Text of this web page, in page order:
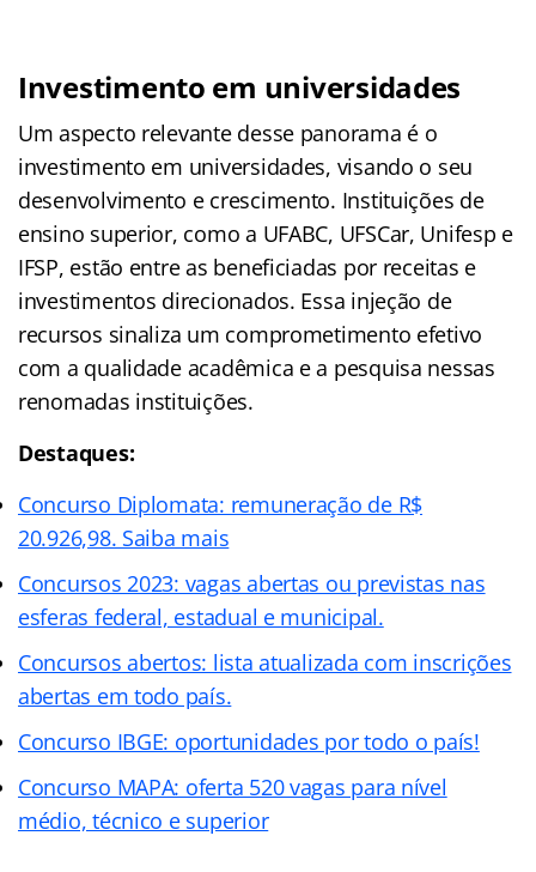
Investimento em universidades
Um aspecto relevante desse panorama é o
investimento em universidades, visando o seu
desenvolvimento e crescimento. Instituições de
ensino superior, como a UFABC, UFSCar, Unifesp e
IFSP, estão entre as beneficiadas por receitas e
investimentos direcionados. Essa injeção de
recursos sinaliza um comprometimento efetivo
com a qualidade acadêmica e a pesquisa nessas
renomadas instituições.
Destaques:
Concurso Diplomata: remuneração de R$
20.926,98. Saiba mais
Concursos 2023: vagas abertas ou previstas nas
esferas federal, estadual e municipal.
Concursos abertos: lista atualizada com inscrições
abertas em todo país.
Concurso IBGE: oportunidades por todo o país!
Concurso MAPA: oferta 520 vagas para nível
médio, técnico e superior